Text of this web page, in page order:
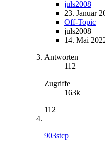
juls2008
23. Januar
Off-Topic
juls2008
14. Mai
Antworten
112
Zugriffe
163k
112
903stcp